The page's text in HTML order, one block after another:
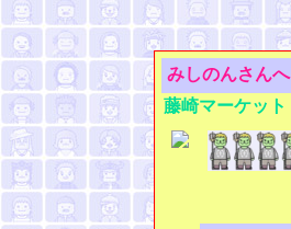
みしのんさんへ
藤崎マーケット